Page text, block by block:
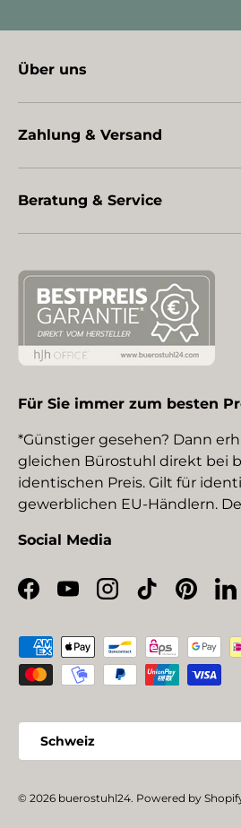
Über uns
Zahlung & Versand
Beratung & Service
Für Sie immer zum besten
*Günstiger gesehen? Dann
gleichen Bürostuhl direkt bei
identischen Preis. Gilt für
gewerblichen EU-Händlern.
Social Media
Facebook
YouTubeInstagram
TikTok
Zahlungsmethoden
Schweiz
© 2026 buerostuhl24. Powered by